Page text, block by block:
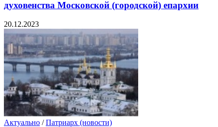
духовенства Московской (городской) епархии
20.12.2023
Актуально /Патриарх (новости)